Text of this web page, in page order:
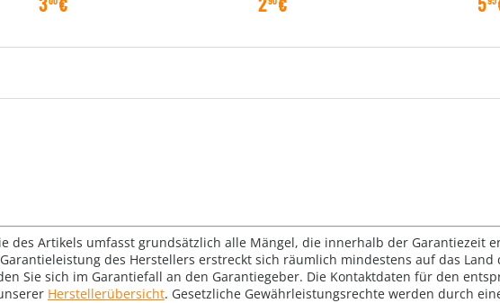
des Artikels umfasst grundsätzlich alle Mängel, die innerhalb der Garantiezeit
des Herstellers erstreckt sich räumlich mindestens auf das Land
Sie sich im Garantiefall an den Garantiegeber. Die Kontaktdaten für den
Herstellerübersicht. Gesetzliche Gewährleistungsrechte werden durch